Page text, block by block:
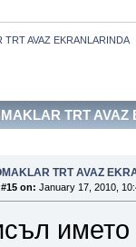
TRT AVAZ EKRANLARINDA
TRT
TRT AVAZ
on: January 17, 2010,
името